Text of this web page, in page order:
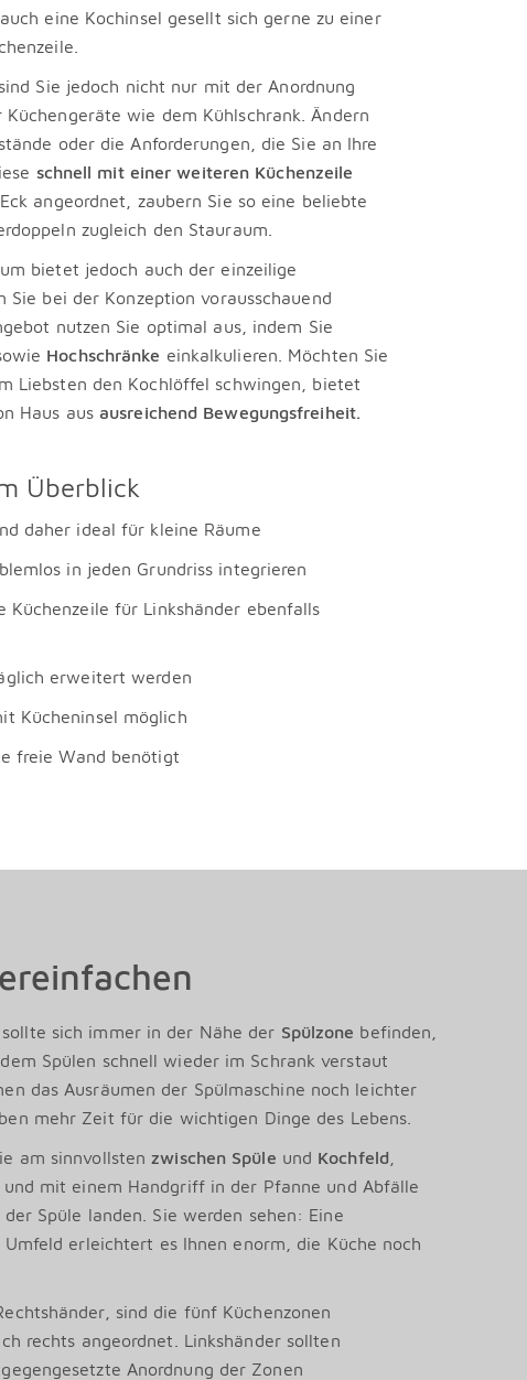
eine Kochinsel gesellt sich gerne zu einer
Sie jedoch nicht nur mit der Anordnung
Küchengeräte wie dem Kühlschrank. Ändern
oder die Anforderungen, die Sie an Ihre
schnell mit einer weiteren Küchenzeile
Eck angeordnet, zaubern Sie so eine beliebte
zugleich den Stauraum.
bietet jedoch auch der einzeilige
Sie bei der Konzeption vorausschauend
nutzen Sie optimal aus, indem Sie
Hochschränke einkalkulieren. Möchten Sie
Liebsten den Kochlöffel schwingen, bietet
Haus ausausreichend Bewegungsfreiheit.
Überblick
daher ideal für kleine Räume
in jeden Grundriss integrieren
Küchenzeile für Linkshänder ebenfalls
erweitert werden
Kücheninsel möglich
freie Wand benötigt
sollte sich immer in der Nähe der Spülzone befinden,
Spülen schnell wieder im Schrank verstaut
das Ausräumen der Spülmaschine noch leichter
mehr Zeit für die wichtigen Dinge des Lebens.
am sinnvollstenzwischen Spüle und Kochfeld,
mit einem Handgriff in der Pfanne und Abfälle
Spüle landen. Sie werden sehen: Eine
erleichtert es Ihnen enorm, die Küche noch
sind die fünf Küchenzonen
rechts angeordnet. Linkshänder sollten
Anordnung der Zonen